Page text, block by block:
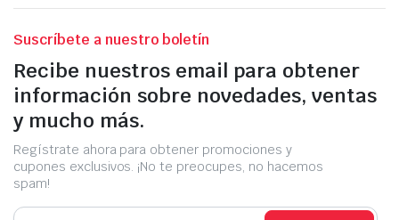
Suscríbete a nuestro boletín
Recibe nuestros email para obtener
información sobre novedades, ventas
y mucho más.
Regístrate ahora para obtener promociones y
cupones exclusivos. ¡No te preocupes, no hacemos
spam!